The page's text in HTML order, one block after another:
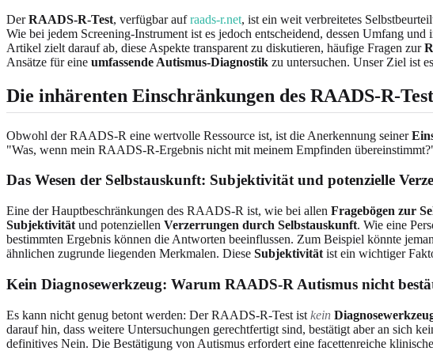
DerRAADS-R-Test, verfügbar aufraads-r.net, ist ein weit verbreitetes
Wie bei jedem Screening-Instrument ist es jedoch entscheidend, dessen Umfang und
Artikel zielt darauf ab, diese Aspekte transparent zu diskutieren, häufige Fragen zur
Ansätze für eine umfassende Autismus-Diagnostik zu untersuchen. Unser Ziel ist
Die inhärenten Einschränkungen des RAADS-R-
Obwohl der RAADS-R eine wertvolle Ressource ist, ist die Anerkennung seiner
"Was, wenn mein RAADS-R-Ergebnis nicht mit meinem Empfinden
Das Wesen der Selbstauskunft: Subjektivität und potenzielle
Eine der Hauptbeschränkungen des RAADS-R ist, wie bei allen Fragebögen zur
Subjektivität und potenziellen Verzerrungen durch Selbstauskunft. Wie eine
bestimmten Ergebnis können die Antworten beeinflussen. Zum Beispiel könnte
ähnlichen zugrunde liegenden Merkmalen. Diese Subjektivität ist ein wichtiger
Kein Diagnosewerkzeug: Warum RAADS-R Autismus nicht
Es kann nicht genug betont werden: Der RAADS-R-Test ist kein
darauf hin, dass weitere Untersuchungen gerechtfertigt sind, bestätigt aber an sich
definitives Nein. Die Bestätigung von Autismus erfordert eine facettenreiche